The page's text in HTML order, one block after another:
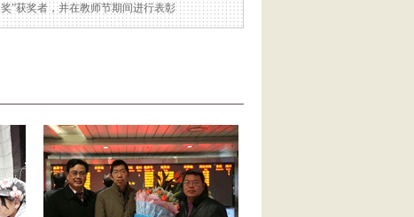
奖”获奖者，并在教师节期间进行表彰